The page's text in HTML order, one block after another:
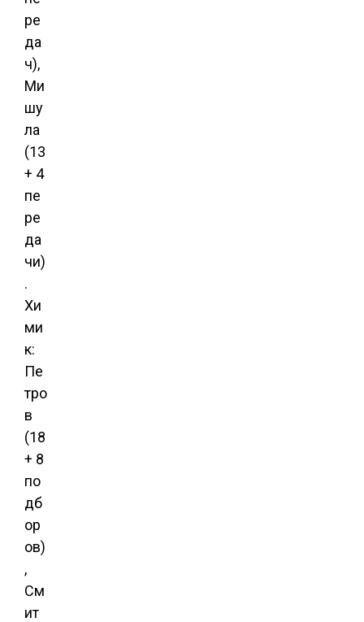
ре
да
ч),
Ми
шу
ла
(13
+ 4
пе
ре
да
чи)
.
Хи
ми
к:
Пе
тро
в
(18
+ 8
по
дб
ор
ов)
,
См
ит